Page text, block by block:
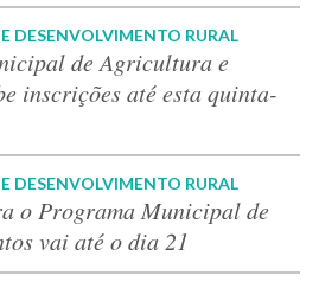
DESENVOLVIMENTO RURAL
de Agricultura e
inscrições até esta quinta-
DESENVOLVIMENTO RURAL
o Programa Municipal de
vai até o dia 21